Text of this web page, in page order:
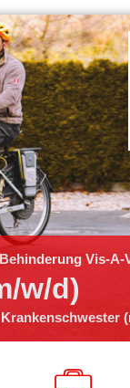
Vis-A-
w/d)